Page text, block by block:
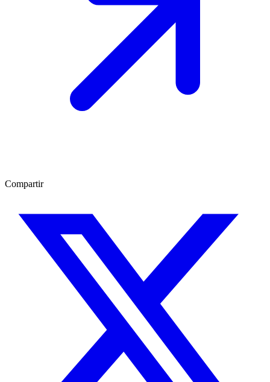
Compartir